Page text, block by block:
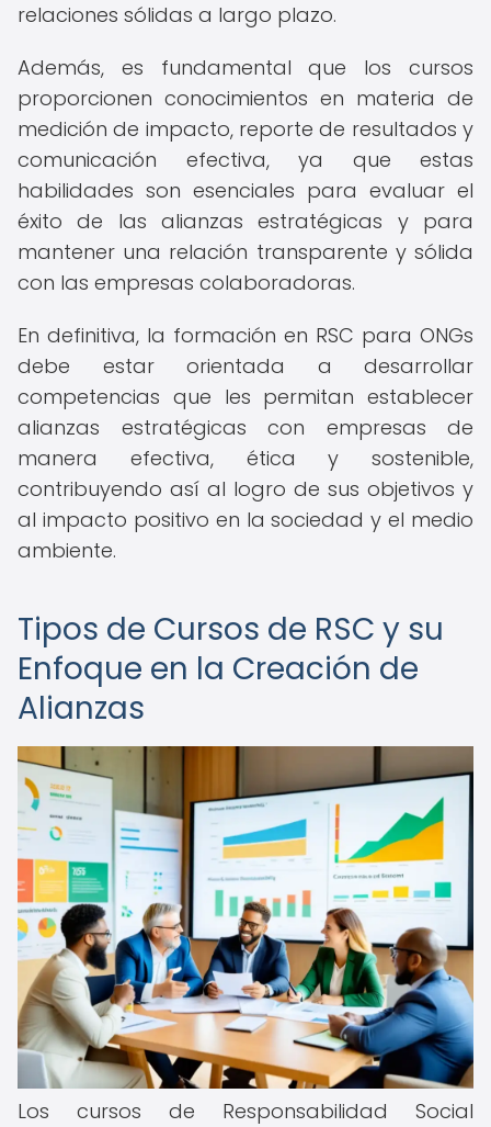
relaciones sólidas a largo plazo.
Además, es fundamental que los cursos
proporcionen conocimientos en materia de
medición de impacto, reporte de resultados y
comunicación efectiva, ya que estas
habilidades son esenciales para evaluar el
éxito de las alianzas estratégicas y para
mantener una relación transparente y sólida
con las empresas colaboradoras.
En definitiva, la formación en RSC para ONGs
debe estar orientada a desarrollar
competencias que les permitan establecer
alianzas estratégicas con empresas de
manera efectiva, ética y sostenible,
contribuyendo así al logro de sus objetivos y
al impacto positivo en la sociedad y el medio
ambiente.
Tipos de Cursos de RSC y su
Enfoque en la Creación de
Alianzas
Los cursos de Responsabilidad Social